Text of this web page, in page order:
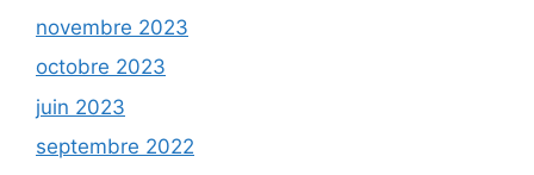
novembre 2023
octobre 2023
juin 2023
septembre 2022